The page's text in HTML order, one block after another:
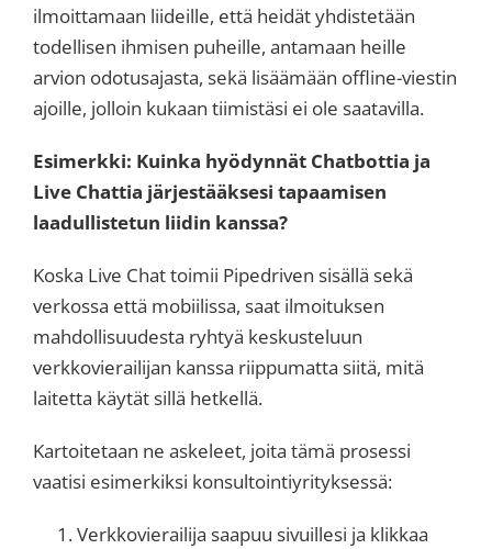
ilmoittamaan liideille, että heidät yhdistetään
todellisen ihmisen puheille, antamaan heille
arvion odotusajasta, sekä lisäämään offline-viestin
ajoille, jolloin kukaan tiimistäsi ei ole saatavilla.
Esimerkki: Kuinka hyödynnät Chatbottia ja
Live Chattia järjestääksesi tapaamisen
laadullistetun liidin kanssa?
Koska Live Chat toimii Pipedriven sisällä sekä
verkossa että mobiilissa, saat ilmoituksen
mahdollisuudesta ryhtyä keskusteluun
verkkovierailijan kanssa riippumatta siitä, mitä
laitetta käytät sillä hetkellä.
Kartoitetaan ne askeleet, joita tämä prosessi
vaatisi esimerkiksi konsultointiyrityksessä:
Verkkovierailija saapuu sivuillesi ja klikkaa